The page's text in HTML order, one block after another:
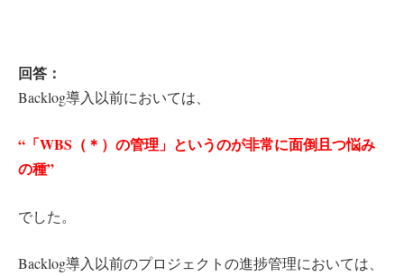
回答：
Backlog導入以前においては、
“「WBS（＊）の管理」というのが非常に面倒且つ悩み
の種”
でした。
Backlog導入以前のプロジェクトの進捗管理においては、